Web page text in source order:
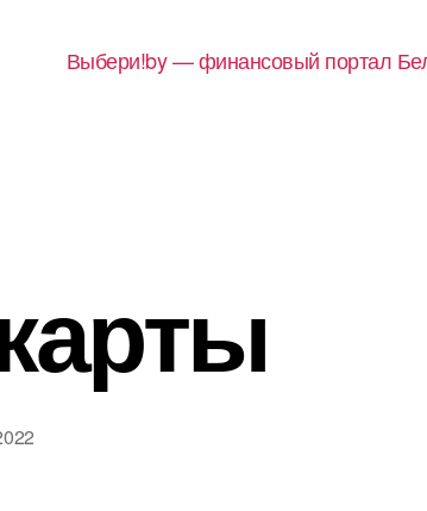
Выбери!by — финансовый портал